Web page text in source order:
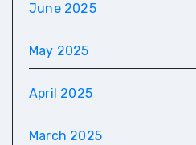
June 2025
May 2025
April 2025
March 2025